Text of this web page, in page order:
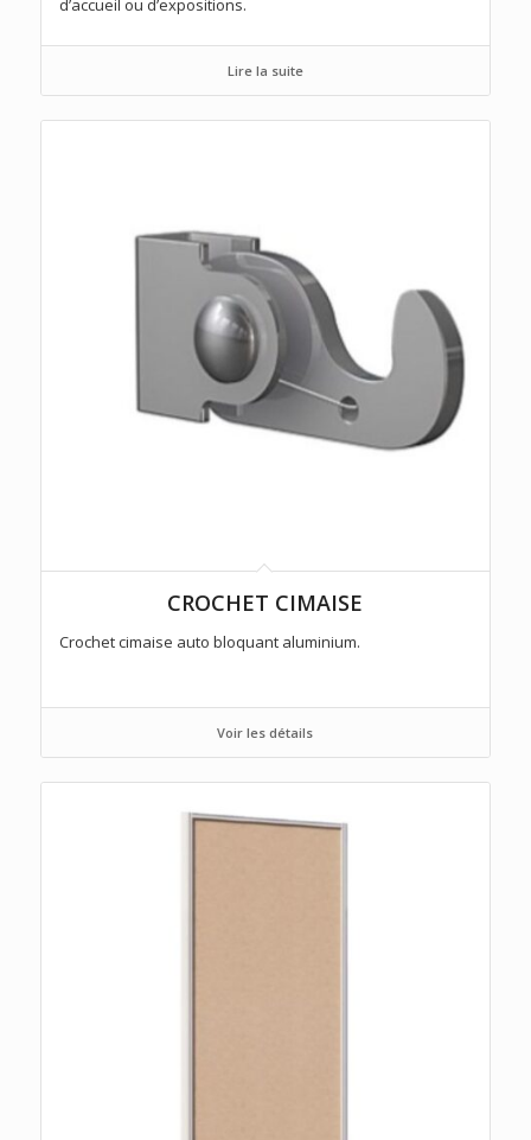
d’accueil ou d’expositions.
Lire la suite
CROCHET CIMAISE
Crochet cimaise auto bloquant aluminium.
Voir les détails